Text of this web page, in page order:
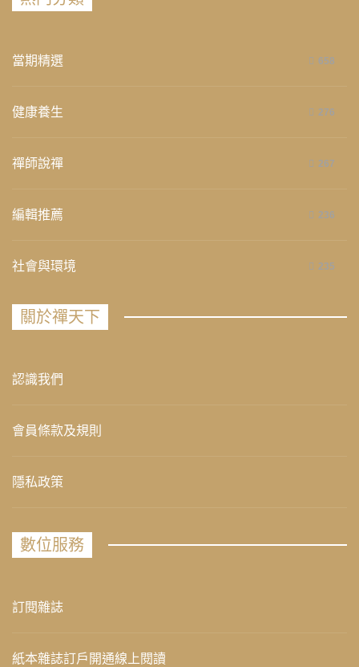
當期精選 658
健康養生 276
禪師說禪 267
編輯推薦 236
社會與環境 235
關於禪天下
認識我們
會員條款及規則
隱私政策
數位服務
訂閱雜誌
紙本雜誌訂戶開通線上閱讀